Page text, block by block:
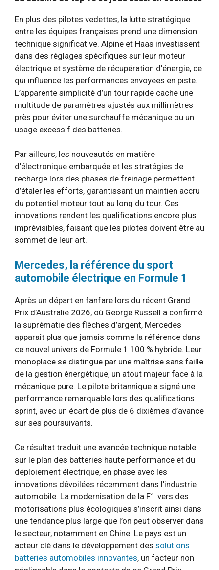
En plus des pilotes vedettes, la lutte stratégique
entre les équipes françaises prend une dimension
technique significative. Alpine et Haas investissent
dans des réglages spécifiques sur leur moteur
électrique et système de récupération d’énergie, ce
qui influence les performances envoyées en piste.
L’apparente simplicité d’un tour rapide cache une
multitude de paramètres ajustés aux millimètres
près pour éviter une surchauffe mécanique ou un
usage excessif des batteries.
Par ailleurs, les nouveautés en matière
d’électronique embarquée et les stratégies de
recharge lors des phases de freinage permettent
d’étaler les efforts, garantissant un maintien accru
du potentiel moteur tout au long du tour. Ces
innovations rendent les qualifications encore plus
imprévisibles, faisant que les pilotes doivent être au
sommet de leur art.
Mercedes, la référence du sport
automobile électrique en Formule 1
Après un départ en fanfare lors du récent Grand
Prix d’Australie 2026, où George Russell a confirmé
la suprématie des flèches d’argent, Mercedes
apparaît plus que jamais comme la référence dans
ce nouvel univers de Formule 1 100 % hybride. Leur
monoplace se distingue par une maîtrise sans faille
de la gestion énergétique, un atout majeur face à la
mécanique pure. Le pilote britannique a signé une
performance remarquable lors des qualifications
sprint, avec un écart de plus de 6 dixièmes d’avance
sur ses poursuivants.
Ce résultat traduit une avancée technique notable
sur le plan des batteries haute performance et du
déploiement électrique, en phase avec les
innovations dévoilées récemment dans l’industrie
automobile. La modernisation de la F1 vers des
motorisations plus écologiques s’inscrit ainsi dans
une tendance plus large que l’on peut observer dans
le secteur, notamment en Chine. Le pays est un
acteur clé dans le développement des solutions
batteries automobiles innovantes, un facteur non